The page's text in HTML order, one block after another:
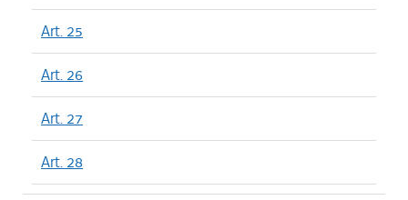
Art. 25
Art. 26
Art. 27
Art. 28